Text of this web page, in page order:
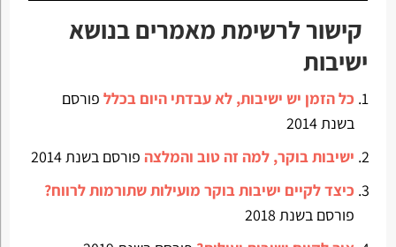
קישור לרשימת מאמרים בנושא
ישיבות
כל הזמן יש ישיבות, לא עבדתי היום בכללפורסם
בשנת 2014
ישיבות בוקר, למה זה טוב והמלצהפורסם בשנת 2014
כיצד לקיים ישיבות בוקר מועילות שתורמות לרווח?
פורסם בשנת 2018